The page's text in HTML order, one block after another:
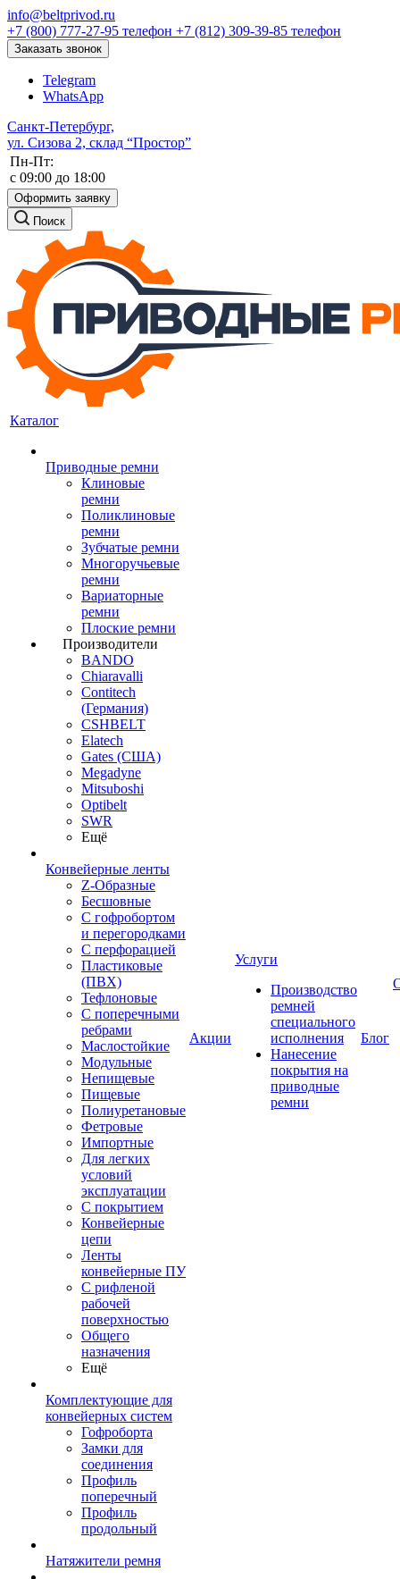
info@beltprivod.ru
+7 (800) 777-27-95 телефон +7 (812) 309-39-85 телефон
Заказать звонок
Telegram
WhatsApp
Санкт-Петербург,
ул. Сизова 2, склад “Простор”
Пн-Пт:
c 09:00 до 18:00
Оформить заявку
Поиск
Каталог
Приводные ремни
Клиновые
ремни
Поликлиновые
ремни
Зубчатые ремни
Многоручьевые
ремни
Вариаторные
ремни
Плоские ремни
Производители
BANDO
Chiaravalli
Contitech
(Германия)
CSHBELT
Elatech
Gates (США)
Megadyne
Mitsuboshi
Optibelt
SWR
Ещё
Конвейерные ленты
Z-Образные
Бесшовные
С гофробортом
и перегородками
С перфорацией
Пластиковые
(ПВХ)
Тефлоновые
С поперечными
ребрами
Маслостойкие
Модульные
Непищевые
Пищевые
Полиуретановые
Фетровые
Импортные
Для легких
условий
эксплуатации
С покрытием
Конвейерные
цепи
Ленты
конвейерные ПУ
С рифленой
рабочей
поверхностью
Общего
назначения
Ещё
Комплектующие для
конвейерных систем
Гофроборта
Замки для
соединения
Профиль
поперечный
Профиль
продольный
Натяжители ремня
Акции
Услуги
Производство
ремней
специального
исполнения
Нанесение
покрытия на
приводные
ремни
Блог